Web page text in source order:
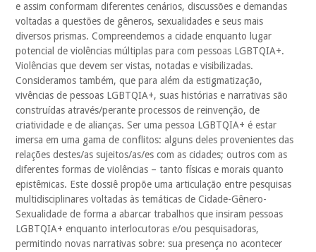
e assim conformam diferentes cenários, discussões e demandas
voltadas a questões de gêneros, sexualidades e seus mais
diversos prismas. Compreendemos a cidade enquanto lugar
potencial de violências múltiplas para com pessoas LGBTQIA+.
Violências que devem ser vistas, notadas e visibilizadas.
Consideramos também, que para além da estigmatização,
vivências de pessoas LGBTQIA+, suas histórias e narrativas são
construídas através/perante processos de reinvenção, de
criatividade e de alianças. Ser uma pessoa LGBTQIA+ é estar
imersa em uma gama de conflitos: alguns deles provenientes das
relações destes/as sujeitos/as/es com as cidades; outros com as
diferentes formas de violências – tanto físicas e morais quanto
epistêmicas. Este dossiê propõe uma articulação entre pesquisas
multidisciplinares voltadas às temáticas de Cidade-Gênero-
Sexualidade de forma a abarcar trabalhos que insiram pessoas
LGBTQIA+ enquanto interlocutoras e/ou pesquisadoras,
permitindo novas narrativas sobre: sua presença no acontecer